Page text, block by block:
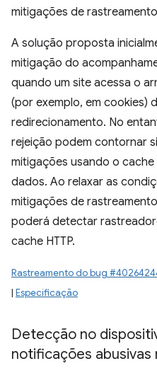
mitigações de
A solução proposta
mitigação do
quando um site acessa o
(por exemplo, em cookies)
redirecionamento. No
rejeição podem contornar
mitigações usando o
dados. Ao relaxar as
mitigações de
poderá detectar
cache HTTP.
Rastreamento do bug
| Especificação
Detecção no
notificações abusivas